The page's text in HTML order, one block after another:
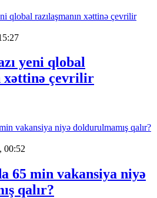
yeni qlobal
xəttinə çevrilir
00:52
65 min vakansiya niyə
qalır?